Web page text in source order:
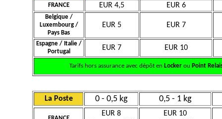
FRANCE EUR 4,5 EUR 6
Belgique /
Luxembourg /
Pays Bas
EUR 5 EUR 7
Espagne / Italie /
Portugal
EUR 7 EUR 10
Tarifs hors assurance avec dépôt en Lockerou Point
La Poste 0 - 0,5 kg 0,5 - 1 kg
EUR 8
EUR 10